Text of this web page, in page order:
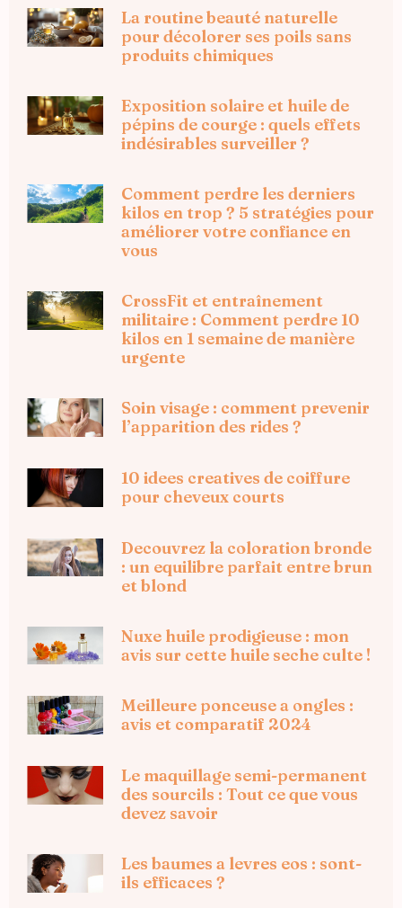
La routine beauté naturelle
pour décolorer ses poils sans
produits chimiques
Exposition solaire et huile de
pépins de courge : quels effets
indésirables surveiller ?
Comment perdre les derniers
kilos en trop ? 5 stratégies pour
améliorer votre confiance en
vous
CrossFit et entraînement
militaire : Comment perdre 10
kilos en 1 semaine de manière
urgente
Soin visage : comment prevenir
l’apparition des rides ?
10 idees creatives de coiffure
pour cheveux courts
Decouvrez la coloration bronde
: un equilibre parfait entre brun
et blond
Nuxe huile prodigieuse : mon
avis sur cette huile seche culte !
Meilleure ponceuse a ongles :
avis et comparatif 2024
Le maquillage semi-permanent
des sourcils : Tout ce que vous
devez savoir
Les baumes a levres eos : sont-
ils efficaces ?